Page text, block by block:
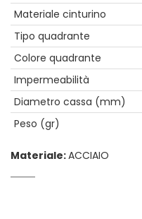
Materiale cinturino
Tipo quadrante
Colore quadrante
Impermeabilità
Diametro cassa (mm)
Peso (gr)
Materiale:ACCIAIO